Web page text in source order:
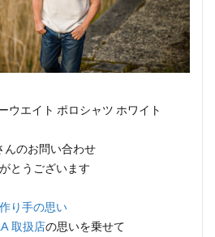
ウエイト ポロシャツ ホワイト
んのお問い合わせ
とうございます
作り手の思い
取扱店の思いを乗せて